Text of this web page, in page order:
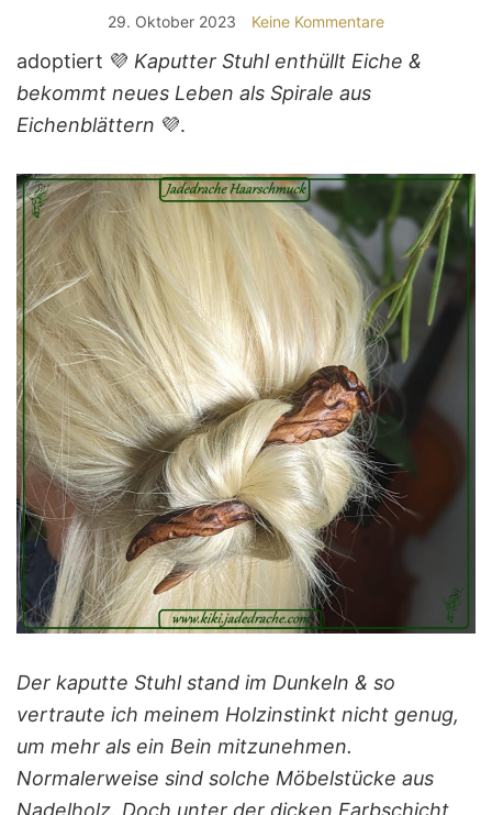
29. Oktober 2023 Keine Kommentare
adoptiert 💜 Kaputter Stuhl enthüllt Eiche &
bekommt neues Leben als Spirale aus
Eichenblättern 💜.
Der kaputte Stuhl stand im Dunkeln & so
vertraute ich meinem Holzinstinkt nicht genug,
um mehr als ein Bein mitzunehmen.
Normalerweise sind solche Möbelstücke aus